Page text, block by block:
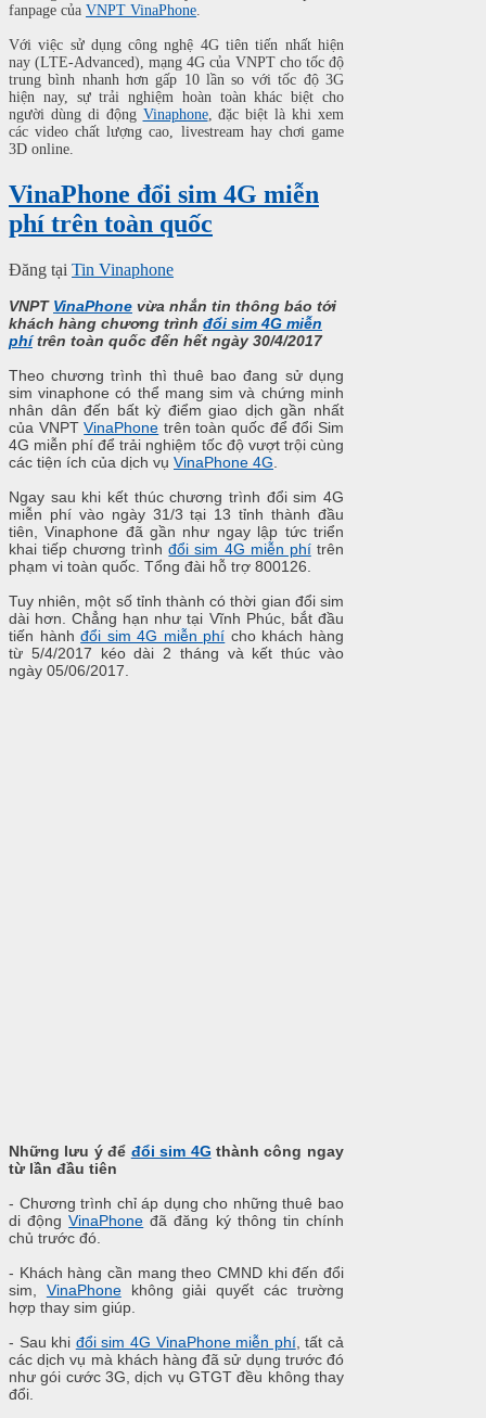
fanpage của VNPT VinaPhone
Với việc sử dụng công nghệ 4G tiên tiến nhất hiện
nay (LTE-Advanced), mạng 4G của VNPT cho tốc độ
trung bình nhanh hơn gấp 10 lần so với tốc độ 3G
hiện nay, sự trải nghiệm hoàn toàn khác biệt cho
người dùng di động Vinaphone, đặc biệt là khi xem
các video chất lượng cao, livestream hay chơi game
3D online.
VinaPhone đổi sim 4G miễn
phí trên toàn quốc
Đăng tại Tin Vinaphone
VNPT VinaPhone vừa nhắn tin thông báo tới
khách hàng chương trình đổi sim 4G miễn
phítrên toàn quốc đến hết ngày 30/4/2017
Theo chương trình thì thuê bao đang sử dụng
sim vinaphone có thể mang sim và chứng minh
nhân dân đến bất kỳ điểm giao dịch gần nhất
của VNPTVinaPhone trên toàn quốc để đổi Sim
4G miễn phí để trải nghiệm tốc độ vượt trội cùng
các tiện ích của dịch vụ VinaPhone 4G
Ngay sau khi kết thúc chương trình đổi sim 4G
miễn phí vào ngày 31/3 tại 13 tỉnh thành đầu
tiên, Vinaphone đã gần như ngay lập tức triển
khai tiếp chương trìnhđổi sim 4G miễn phítrên
phạm vi toàn quốc. Tổng đài hỗ trợ 800126.
Tuy nhiên, một số tỉnh thành có thời gian đổi sim
dài hơn. Chẳng hạn như tại Vĩnh Phúc, bắt đầu
tiến hànhđổi sim 4G miễn phí cho khách hàng
từ 5/4/2017 kéo dài 2 tháng và kết thúc vào
ngày 05/06/2017.
Những lưu ý để đổi sim 4G thành công ngay
từ lần đầu tiên
- Chương trình chỉ áp dụng cho những thuê bao
di độngVinaPhone đã đăng ký thông tin chính
chủ trước đó.
- Khách hàng cần mang theo CMND khi đến đổi
sim, VinaPhonekhông giải quyết các trường
hợp thay sim giúp.
- Sau khi đổi sim 4G VinaPhone miễn phí, tất cả
các dịch vụ mà khách hàng đã sử dụng trước đó
như gói cước 3G, dịch vụ GTGT đều không thay
đổi.